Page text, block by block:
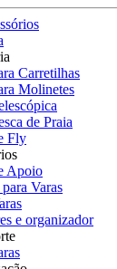
Carretilhas
Molinetes
de Praia
Fly
Apoio
Varas
e organizador